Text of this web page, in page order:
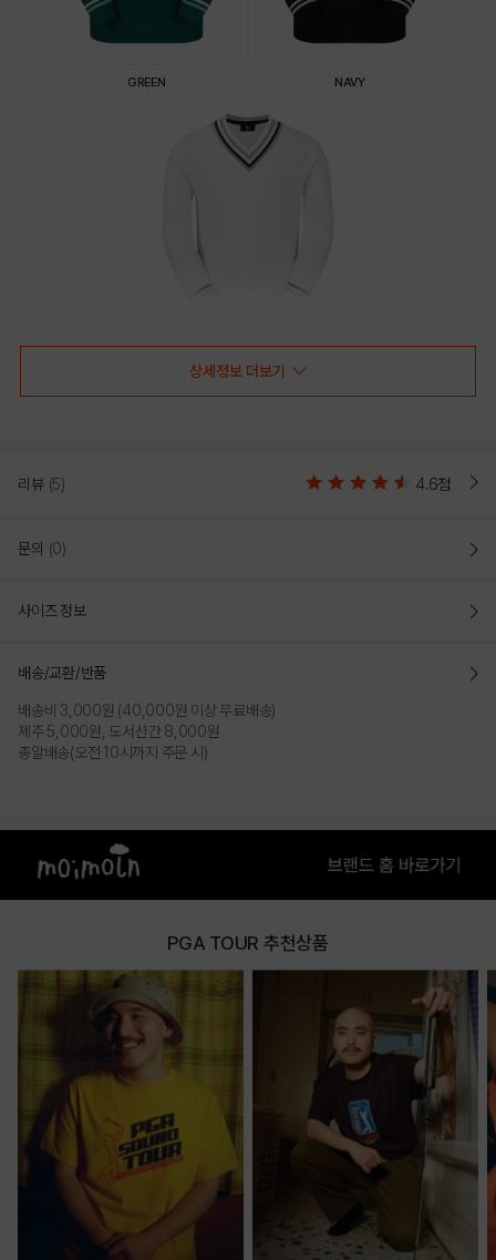
GREEN NAVY
WHITE
상세정보 더보기
리뷰 (5) 4.6점
문의 (0)
사이즈 정보
배송/교환/반품
배송비 3,000원 (40,000원 이상 무료배송)
제주 5,000원, 도서산간 8,000원
총알배송(오전 10시까지 주문 시)
PGA TOUR 추천상품